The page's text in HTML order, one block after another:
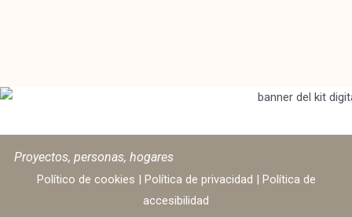
Proyectos, personas, hogares
Político de cookies | Política de privacidad | Política de
accesibilidad